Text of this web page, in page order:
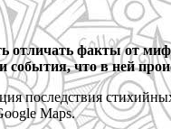
отличать факты от
что в ней
последствия
Maps.